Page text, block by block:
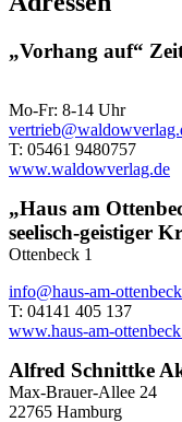
„Vorhang auf“
Mo-Fr: 8-14 Uhr
T: 05461 9480757
www.waldowverlag.de
„Haus am
seelisch-geistiger
Ottenbeck 1
info@haus-am-
T: 04141 405 137
www.haus-am-
Alfred Schnittke
Max-Brauer-Allee 24
22765 Hamburg